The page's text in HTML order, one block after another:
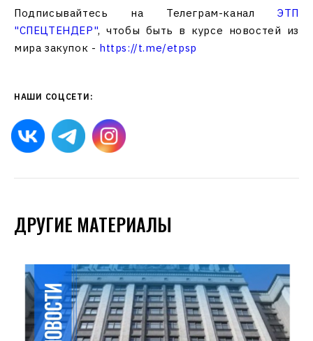
Подписывайтесь на Телеграм-каналЭТП
"СПЕЦТЕНДЕР", чтобы быть в курсе новостей из
мира закупок - https://t.me/etpsp
НАШИ СОЦСЕТИ:
ДРУГИЕ МАТЕРИАЛЫ